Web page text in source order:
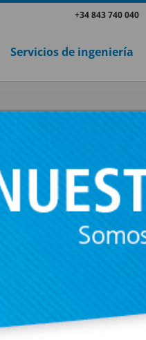
+34 843 740 040
Servicios de ingeniería
soportes
la suspensión de
excelentes
caucho o corcho o